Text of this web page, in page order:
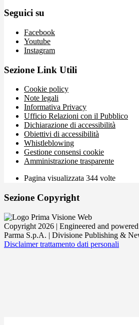
Seguici su
Facebook
Youtube
Instagram
Sezione Link Utili
Cookie policy
Note legali
Informativa Privacy
Ufficio Relazioni con il Pubblico
Dichiarazione di accessibilità
Obiettivi di accessibilità
Whistleblowing
Gestione consensi cookie
Amministrazione trasparente
Pagina visualizzata 344 volte
Sezione Copyright
Copyright 2026 | Engineered and
Parma S.p.A. | Divisione Publishing &
Disclaimer trattamento dati personali